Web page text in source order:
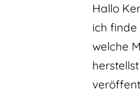
Hallo
ich finde
welche